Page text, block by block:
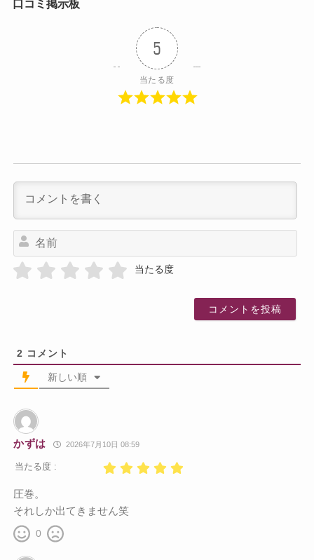
口コミ掲示板
5
当たる度
当たる度
2 コメント
新しい順
かずは 2026年7月10日 08:59
当たる度 :
圧巻。
それしか出てきません笑
0